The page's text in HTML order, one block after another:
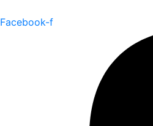
Facebook-f